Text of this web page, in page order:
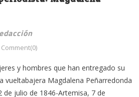
Comment(0)
y hombres que han entregado su
vueltabajera Magdalena Peñarredonda
de julio de 1846-Artemisa, 7 de